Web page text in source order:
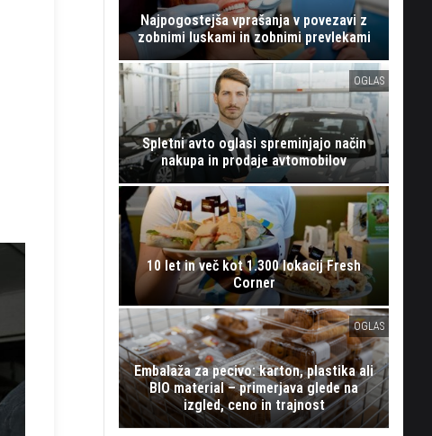
Najpogostejša vprašanja v povezavi z
zobnimi luskami in zobnimi prevlekami
OGLAS
Spletni avto oglasi spreminjajo način
nakupa in prodaje avtomobilov
10 let in več kot 1.300 lokacij Fresh
Corner
OGLAS
Embalaža za pecivo: karton, plastika ali
BIO material – primerjava glede na
izgled, ceno in trajnost